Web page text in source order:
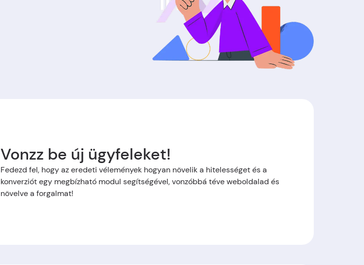
Vonzz be új ügyfeleket!
Fedezd fel, hogy az eredeti vélemények hogyan növelik a hitelességet és a
konverziót egy megbízható modul segítségével, vonzóbbá téve weboldalad és
növelve a forgalmat!